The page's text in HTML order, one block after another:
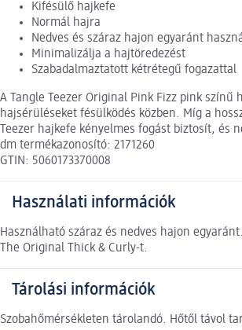
Kifésülő hajkefe
Normál hajra
Nedves és száraz hajon egyaránt
Minimalizálja a hajtöredezést
Szabadalmaztatott kétrétegű fogazattal
A Tangle Teezer Original Pink Fizz pink
hajsérüléseket fésülködés közben. Míg a
Teezer hajkefe kényelmes fogást biztosít, és
dm termékazonosító: 2171260
GTIN: 5060173370008
Használati információk
Használható száraz és nedves hajon
The Original Thick & Curly-t.
Tárolási információk
Szobahőmérsékleten tárolandó. Hőtől távol